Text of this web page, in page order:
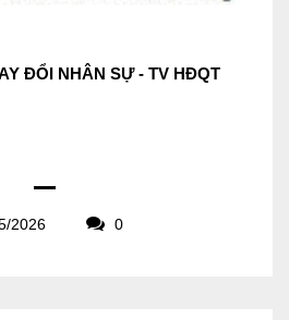
ĐỔI NHÂN SỰ - TV HĐQT
2026 0